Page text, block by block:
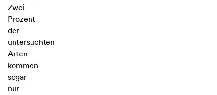
Zwei
Prozent
der
untersuchten
Arten
kommen
sogar
nur